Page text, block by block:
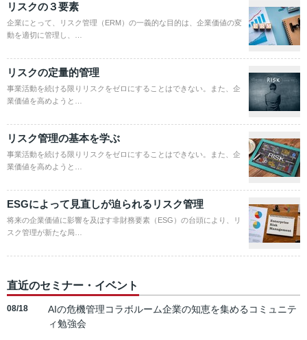
リスクの３要素
企業にとって、リスク管理（ERM）の一義的な目的は、企業価値の変
動を適切に管理し、…
リスクの定量的管理
事業活動を続ける限りリスクをゼロにすることはできない。また、企
業価値を高めようと…
リスク管理の基本を学ぶ
事業活動を続ける限りリスクをゼロにすることはできない。また、企
業価値を高めようと…
ESGによって見直しが迫られるリスク管理
将来の企業価値に影響を及ぼす非財務要素（ESG）の台頭により、リ
スク管理が新たな局…
直近のセミナー・イベント
08/18
AIの危機管理コラボルーム企業の知恵を集めるコミュニテ
ィ勉強会